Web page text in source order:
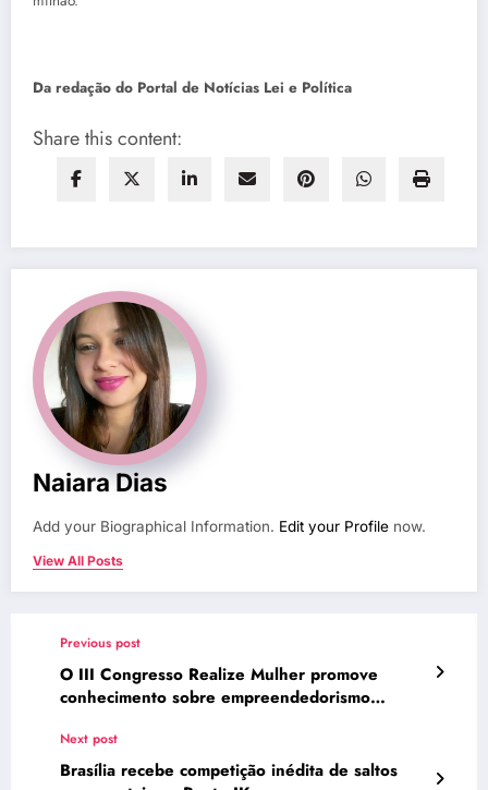
Da redação do Portal de Notícias Lei e Política
Share this content:
Naiara Dias
Add your Biographical Information. Edit your Profile now.
View All Posts
Previous post
O III Congresso Realize Mulher promove
conhecimento sobre empreendedorismo
Next post
Brasília recebe competição inédita de saltos